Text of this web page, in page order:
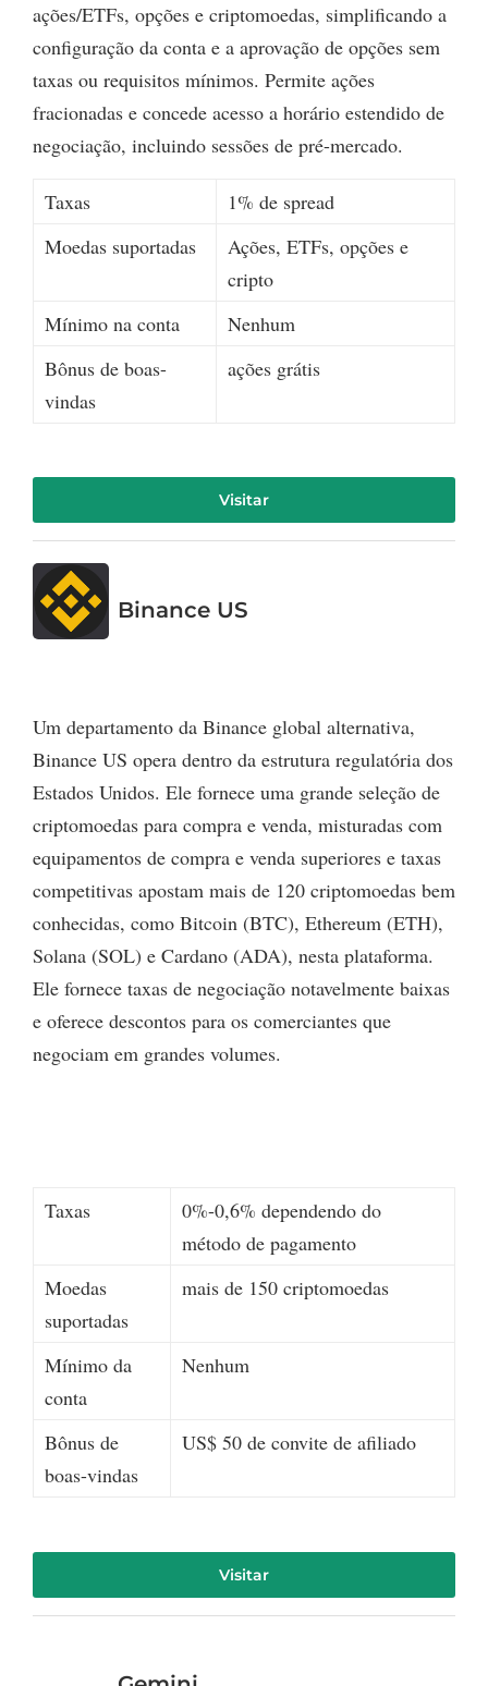
ações/ETFs, opções e criptomoedas, simplificando a
configuração da conta e a aprovação de opções sem
taxas ou requisitos mínimos. Permite ações
fracionadas e concede acesso a horário estendido de
negociação, incluindo sessões de pré-mercado.
Taxas
1% de spread
Moedas suportadas
Ações, ETFs, opções e
cripto
Mínimo na conta
Nenhum
Bônus de boas-
vindas
ações grátis
Visitar
Binance US
Um departamento da Binance global alternativa,
Binance US opera dentro da estrutura regulatória dos
Estados Unidos. Ele fornece uma grande seleção de
criptomoedas para compra e venda, misturadas com
equipamentos de compra e venda superiores e taxas
competitivas apostam mais de 120 criptomoedas bem
conhecidas, como Bitcoin (BTC), Ethereum (ETH),
Solana (SOL) e Cardano (ADA), nesta plataforma.
Ele fornece taxas de negociação notavelmente baixas
e oferece descontos para os comerciantes que
negociam em grandes volumes.
Taxas
0%-0,6% dependendo do
método de pagamento
Moedas
suportadas
mais de 150 criptomoedas
Mínimo da
conta
Nenhum
Bônus de
boas-vindas
US$ 50 de convite de afiliado
Visitar